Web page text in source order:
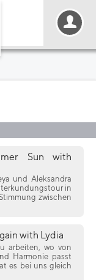
Sun with
und Aleksandra
in
zwischen
with Lydia
arbeiten, wo von
Harmonie passt
es bei uns gleich